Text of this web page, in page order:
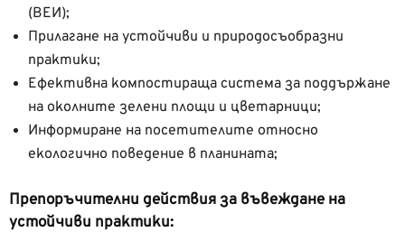
(ВЕИ);
Прилагане на устойчиви и природосъобразни
практики;
Ефективна компостираща система за поддържане
на околните зелени площи и цветарници;
Информиране на посетителите относно
екологично поведение в планината;
Препоръчителни действия за въвеждане на
устойчиви практики: